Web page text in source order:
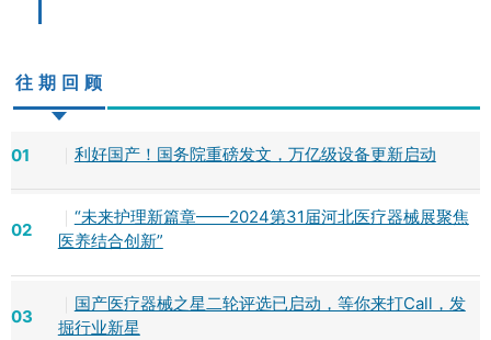
往期回顾
01 利好国产！国务院重磅发文，万亿级设备更新启动
02
“未来护理新篇章——2024第31届河北医疗器械展聚焦
医养结合创新”
03
国产医疗器械之星二轮评选已启动，等你来打Call，发
掘行业新星